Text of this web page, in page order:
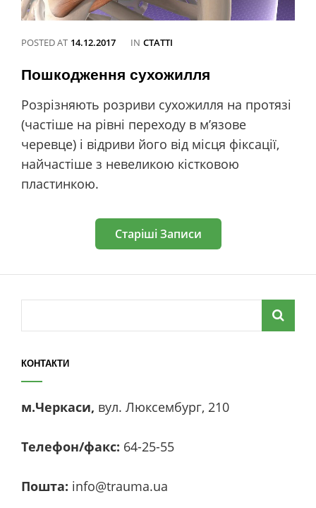
POSTED AT 14.12.2017 IN CATEGORIES
СТАТТІ
Пошкодження сухожилля
Розрізняють розриви сухожилля на протязі
(частіше на рівні переходу в м’язове
черевце) і відриви його від місця фіксації,
найчастіше з невеликою кістковою
пластинкою.
записів
Старіші Записи
for:
КОНТАКТИ
м.Черкаси, вул. Люксембург, 210
Телефон/факс: 64-25-55
Пошта: info@trauma.ua